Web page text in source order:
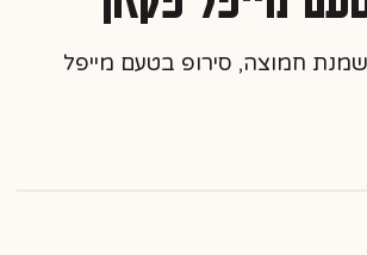
חמוצה, סירופ בטעם מייפל